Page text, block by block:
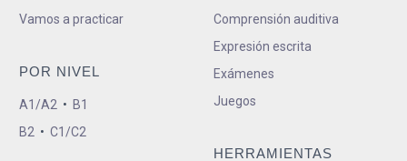
Vamos a practicar
POR NIVEL
A1/A2 • B1
B2 • C1/C2
Comprensión auditiva
Expresión escrita
Exámenes
Juegos
HERRAMIENTAS